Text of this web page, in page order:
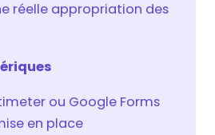
réelle appropriation des
ou Google Forms
en place